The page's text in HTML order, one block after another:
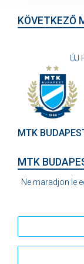
KÖVETKEZŐ
ÚJ
MTK
MTK
Ne maradjon le